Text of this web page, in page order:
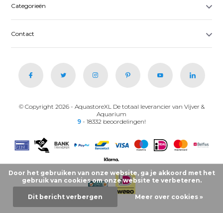
Categorieën
Contact
© Copyright 2026 - AquastoreXL De totaal leverancier van Vijver &
Aquarium
9 - 18332 beoordelingen!
Door het gebruiken van onze website, ga je akkoord met het
gebruik van cookies om onze website te verbeteren.
Dit bericht verbergen Meer over cookies »